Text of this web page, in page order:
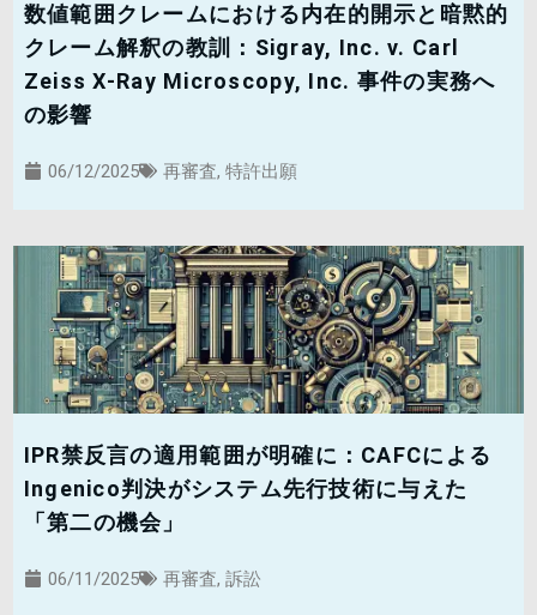
数値範囲クレームにおける内在的開示と暗黙的
クレーム解釈の教訓：Sigray, Inc. v. Carl
Zeiss X-Ray Microscopy, Inc. 事件の実務へ
の影響
06/12/2025 再審査, 特許出願
IPR禁反言の適用範囲が明確に：CAFCによる
Ingenico判決がシステム先行技術に与えた
「第二の機会」
06/11/2025 再審査, 訴訟